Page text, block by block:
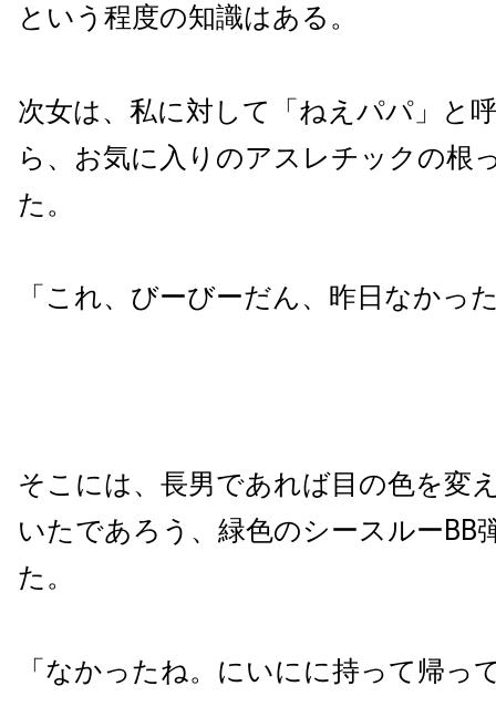
という程度の知識はある。
次女は、私に対して「ねえパパ」と
ら、お気に入りのアスレチックの根
た。
「これ、びーびーだん、昨日なかっ
そこには、長男であれば目の色を変
いたであろう、緑色のシースルーBB
た。
「なかったね。にいにに持って帰っ